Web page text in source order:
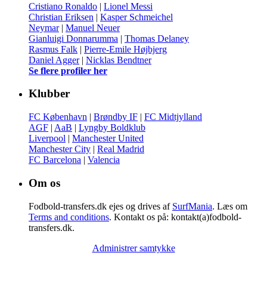
Cristiano Ronaldo | Lionel Messi
Christian Eriksen | Kasper Schmeichel
Neymar| Manuel Neuer
Gianluigi Donnarumma | Thomas Delaney
Rasmus Falk | Pierre-Emile Højbjerg
Daniel Agger| Nicklas Bendtner
Se flere profiler her
Klubber
FC København | Brøndby IF | FC Midtjylland
AGF | AaB | Lyngby Boldklub
Liverpool | Manchester United
Manchester City | Real Madrid
FC Barcelona | Valencia
Om os
Fodbold-transfers.dk ejes og drives af SurfMania. Læs om
Terms and conditions. Kontakt os på: kontakt(a)fodbold-
transfers.dk.
Administrer samtykke